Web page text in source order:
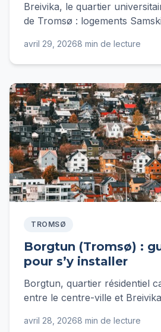
Breivika, le quartier
de Tromsø : logements
conseils pratiques.
avril 29, 20268 min de lecture
TROMSØ
Borgtun (Tromsø) :
pour s’y installer
Borgtun, quartier résidentiel
entre le centre-ville et
avril 28, 20268 min de lecture